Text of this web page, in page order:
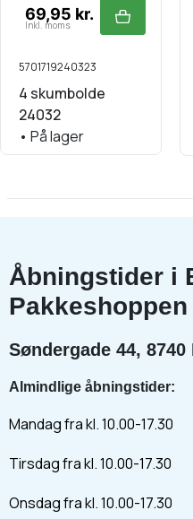
69,95 kr.
Inkl. moms
5701719240323
4 skumbolde
24032
• På lager
Åbningstider i
Pakkeshoppen
Søndergade 44,
Almindlige åbningstider:
Mandag fra kl. 10.00-17.30
Tirsdag fra kl. 10.00-17.30
Onsdag fra kl. 10.00-17.30